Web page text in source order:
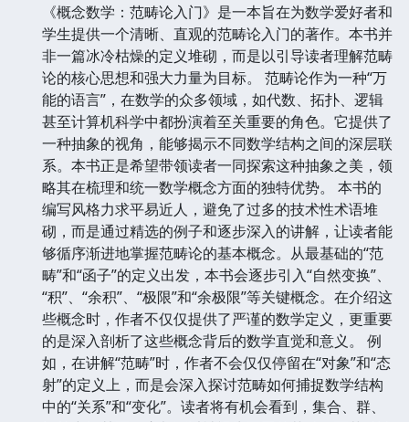
《概念数学：范畴论入门》是一本旨在为数学爱好者和
学生提供一个清晰、直观的范畴论入门的著作。本书并
非一篇冰冷枯燥的定义堆砌，而是以引导读者理解范畴
论的核心思想和强大力量为目标。 范畴论作为一种“万
能的语言”，在数学的众多领域，如代数、拓扑、逻辑
甚至计算机科学中都扮演着至关重要的角色。它提供了
一种抽象的视角，能够揭示不同数学结构之间的深层联
系。本书正是希望带领读者一同探索这种抽象之美，领
略其在梳理和统一数学概念方面的独特优势。 本书的
编写风格力求平易近人，避免了过多的技术性术语堆
砌，而是通过精选的例子和逐步深入的讲解，让读者能
够循序渐进地掌握范畴论的基本概念。从最基础的“范
畴”和“函子”的定义出发，本书会逐步引入“自然变换”、
“积”、“余积”、“极限”和“余极限”等关键概念。在介绍这
些概念时，作者不仅仅提供了严谨的数学定义，更重要
的是深入剖析了这些概念背后的数学直觉和意义。 例
如，在讲解“范畴”时，作者不会仅仅停留在“对象”和“态
射”的定义上，而是会深入探讨范畴如何捕捉数学结构
中的“关系”和“变化”。读者将有机会看到，集合、群、